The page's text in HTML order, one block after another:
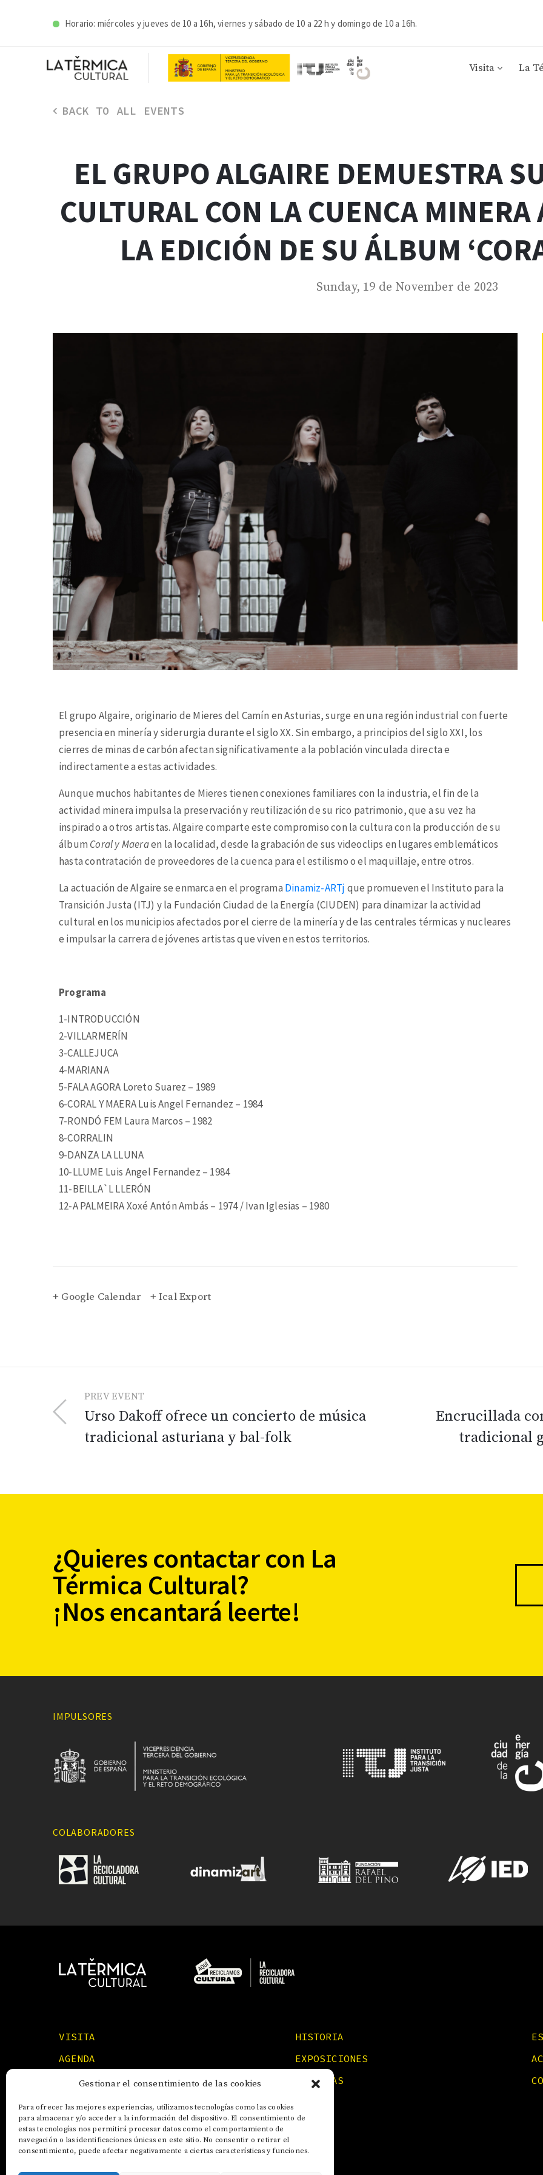
Gestionar el consentimiento de las cookies
Para ofrecer las mejores experiencias, utilizamos tecnologías como las cookies
para almacenar y/o acceder a la información del dispositivo. El consentimiento de
estas tecnologías nos permitirá procesar datos como el comportamiento de
navegación o las identificaciones únicas en este sitio. No consentir o retirar el
consentimiento, puede afectar negativamente a ciertas características y funciones.
Horario: miércoles y jueves de 10 a 16h, viernes y sábado de 10 a 22 h y domingo de 10 a 16h.
Visita La
BACK TO ALL EVENTS
EL GRUPO ALGAIRE DEMUESTRA
CULTURAL CON LA CUENCA
LA EDICIÓN DE SU ÁLBUM
Sunday, 19 de November de 2023
El grupo Algaire, originario de Mieres del Camín en Asturias, surge en una región industrial con fuerte
presencia en minería y siderurgia durante el siglo XX. Sin embargo, a principios del siglo XXI, los
cierres de minas de carbón afectan significativamente a la población vinculada directa e
indirectamente a estas actividades.
Aunque muchos habitantes de Mieres tienen conexiones familiares con la industria, el fin de la
actividad minera impulsa la preservación y reutilización de su rico patrimonio, que a su vez ha
inspirado a otros artistas. Algaire comparte este compromiso con la cultura con la producción de su
álbum Coral y Maeraen la localidad, desde la grabación de sus videoclips en lugares emblemáticos
hasta contratación de proveedores de la cuenca para el estilismo o el maquillaje, entre otros.
La actuación de Algaire se enmarca en el programa Dinamiz-ARTj que promueven el Instituto para la
Transición Justa (ITJ) y la Fundación Ciudad de la Energía (CIUDEN) para dinamizar la actividad
cultural en los municipios afectados por el cierre de la minería y de las centrales térmicas y nucleares
e impulsar la carrera de jóvenes artistas que viven en estos territorios.
Programa
1-INTRODUCCIÓN
2-VILLARMERÍN
3-CALLEJUCA
4-MARIANA
5-FALA AGORA Loreto Suarez – 1989
6-CORAL Y MAERA Luis Angel Fernandez – 1984
7-RONDÓ FEM Laura Marcos – 1982
8-CORRALIN
9-DANZA LA LLUNA
10-LLUME Luis Angel Fernandez – 1984
11-BEILLA`L LLERÓN
12-A PALMEIRA Xoxé Antón Ambás – 1974 / Ivan Iglesias – 1980
+ Google Calendar + Ical Export
PREV EVENT
Urso Dakoff ofrece un concierto de música
tradicional asturiana y bal-folk
Encrucillada
tradicional
¿Quieres contactar con La
Térmica Cultural?
¡Nos encantará leerte!
IMPULSORES
COLABORADORES
VISITA HISTORIA
AGENDA
EXPOSICIONES
FORMACIONES
NOTICIAS